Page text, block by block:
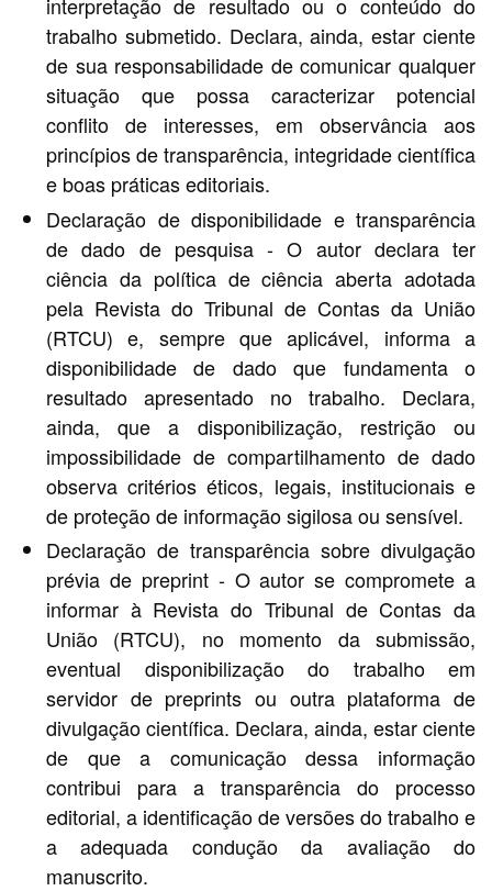
trabalho submetido. Declara, ainda, estar ciente
de sua responsabilidade de comunicar qualquer
situação que possa caracterizar potencial
conflito de interesses, em observância aos
princípios de transparência, integridade científica
e boas práticas editoriais.
Declaração de disponibilidade e transparência
de dado de pesquisa - O autor declara ter
ciência da política de ciência aberta adotada
pela Revista do Tribunal de Contas da União
(RTCU) e, sempre que aplicável, informa a
disponibilidade de dado que fundamenta o
resultado apresentado no trabalho. Declara,
ainda, que a disponibilização, restrição ou
impossibilidade de compartilhamento de dado
observa critérios éticos, legais, institucionais e
de proteção de informação sigilosa ou sensível.
Declaração de transparência sobre divulgação
prévia de preprint - O autor se compromete a
informar à Revista do Tribunal de Contas da
União (RTCU), no momento da submissão,
eventual disponibilização do trabalho em
servidor de preprints ou outra plataforma de
divulgação científica. Declara, ainda, estar ciente
de que a comunicação dessa informação
contribui para a transparência do processo
editorial, a identificação de versões do trabalho e
a adequada condução da avaliação do
manuscrito.